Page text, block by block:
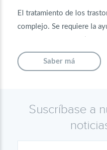
El tratamiento de los
complejo. Se requiere la
procesos orgánicos en el
estado del sistema
para los
Saber má
Suscríbase a